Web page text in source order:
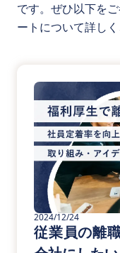
です。ぜひ以下を
ートについて詳しく
2024/12/24
従業員の離